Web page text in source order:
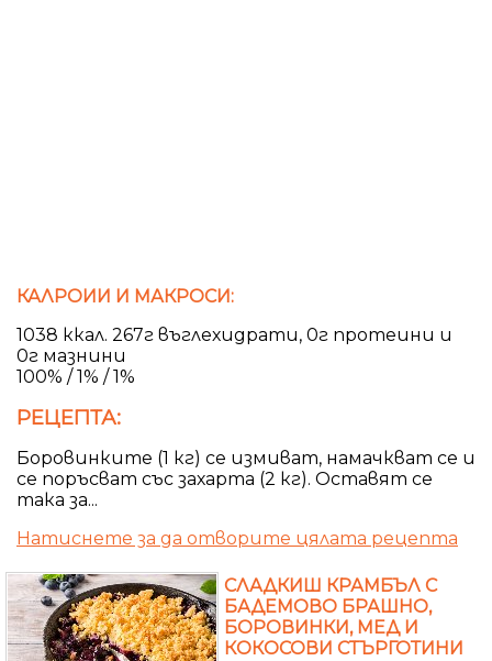
КАЛРОИИ И МАКРОСИ:
1038 ккал. 267г въглехидрати, 0г протеини и
0г мазнини
100% / 1% / 1%
РЕЦЕПТА:
Боровинките (1 кг) се измиват, намачкват се и
се поръсват със захарта (2 кг). Оставят се
така за...
Натиснете за да отворите цялата рецепта
СЛАДКИШ КРАМБЪЛ С
БАДЕМОВО БРАШНО,
БОРОВИНКИ, МЕД И
КОКОСОВИ СТЪРГОТИНИ